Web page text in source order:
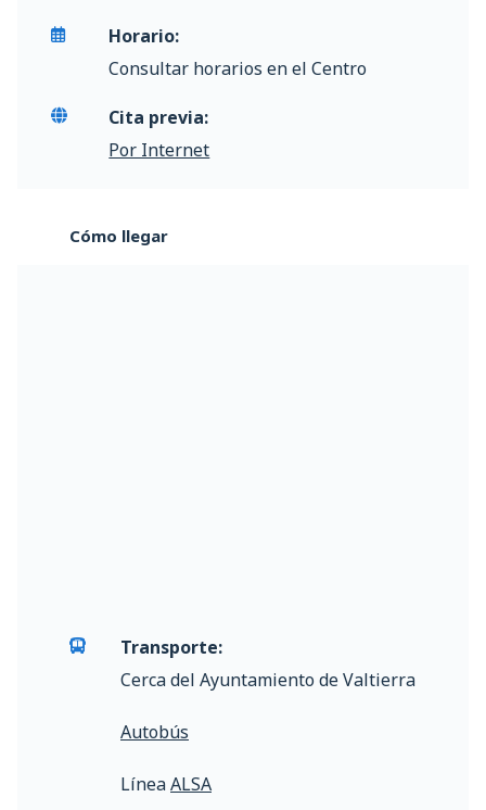
Horario:
Consultar horarios en el Centro
Cita previa:
Por Internet
Cómo llegar
Transporte:
Cerca del Ayuntamiento de Valtierra
Autobús
LíneaALSA